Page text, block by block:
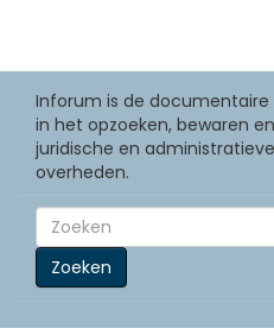
Inforum is de documentaire
in het opzoeken, bewaren
juridische en
overheden.
Zoeken